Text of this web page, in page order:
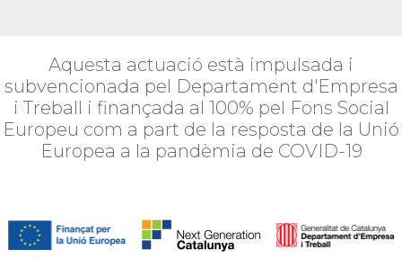
Aquesta actuació està impulsada i
subvencionada pel Departament d'Empresa
i Treball i finançada al 100% pel Fons Social
Europeu com a part de la resposta de la Unió
Europea a la pandèmia de COVID-19